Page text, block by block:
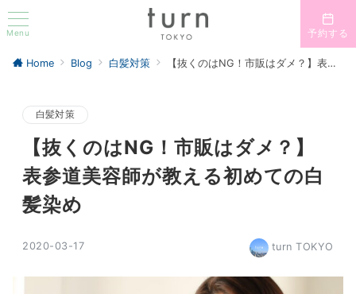
Menu 予約する
Home Blog 白髪対策 【抜くのはNG！市販はダメ？】表参道美容師が教える初めての白髪染め
白髪対策
【抜くのはNG！市販はダメ？】
表参道美容師が教える初めての白
髪染め
2020-03-17 turn TOKYO